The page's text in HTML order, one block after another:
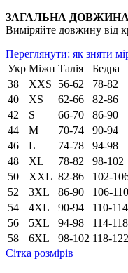
ЗАГАЛЬНА ДОВЖИНА
Виміряйте довжину від
Переглянути: як зняти
Укр Міжн Талія
Бедра
38
XXS 56-62
78-82
40
XS 62-66
82-86
42
S 66-70
86-90
44
M 70-74
90-94
46
L 74-78
94-98
48
XL 78-82
98-102
50
XXL 82-86
102-
52
3XL 86-90
106-110
54
4XL 90-94
110-114
56
5XL 94-98
114-118
58
6XL 98-102 118-122
Сітка розмірів